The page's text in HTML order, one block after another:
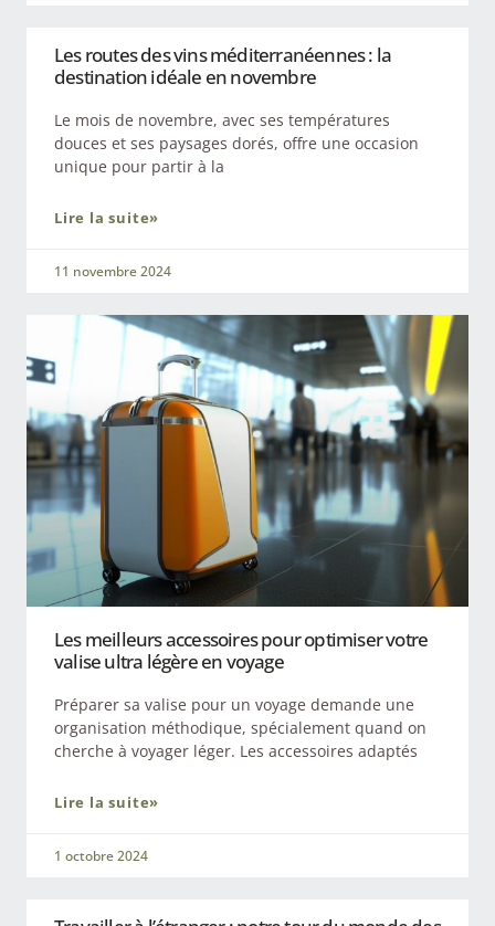
Les routes des vins méditerranéennes : la
destination idéale en novembre
Le mois de novembre, avec ses températures
douces et ses paysages dorés, offre une occasion
unique pour partir à la
Lire la suite»
11 novembre 2024
Les meilleurs accessoires pour optimiser votre
valise ultra légère en voyage
Préparer sa valise pour un voyage demande une
organisation méthodique, spécialement quand on
cherche à voyager léger. Les accessoires adaptés
Lire la suite»
1 octobre 2024